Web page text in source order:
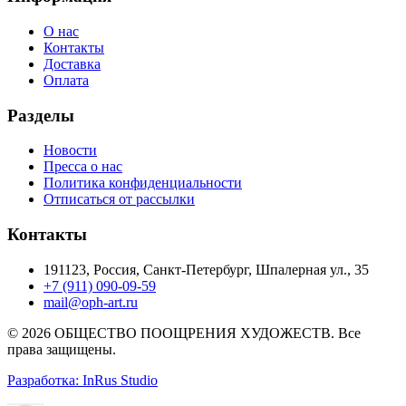
О нас
Контакты
Доставка
Оплата
Разделы
Новости
Пресса о нас
Политика конфиденциальности
Отписаться от рассылки
Контакты
191123, Россия, Санкт-Петербург, Шпалерная ул., 35
+7 (911) 090-09-59
mail@oph-art.ru
© 2026 ОБЩЕСТВО ПООЩРЕНИЯ ХУДОЖЕСТВ. Все
права защищены.
Разработка: InRus Studio